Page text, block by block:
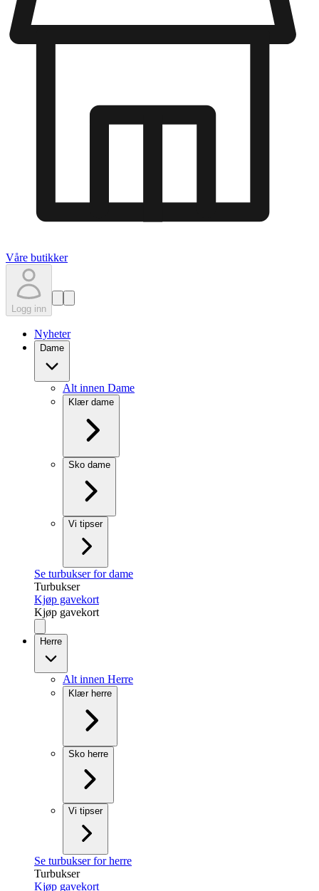
Våre butikker
Logg inn
Nyheter
Dame
Alt innen Dame
Klær dame
Sko dame
Vi tipser
Se turbukser for dame
Turbukser
Kjøp gavekort
Kjøp gavekort
Herre
Alt innen Herre
Klær herre
Sko herre
Vi tipser
Se turbukser for herre
Turbukser
Kjøp gavekort